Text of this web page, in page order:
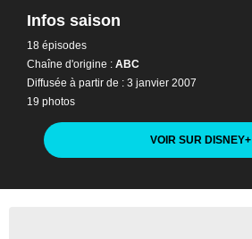
Infos saison
18 épisodes
Chaîne d'origine : ABC
Diffusée à partir de : 3 janvier 2007
19 photos
VOIR SUR DISNEY+